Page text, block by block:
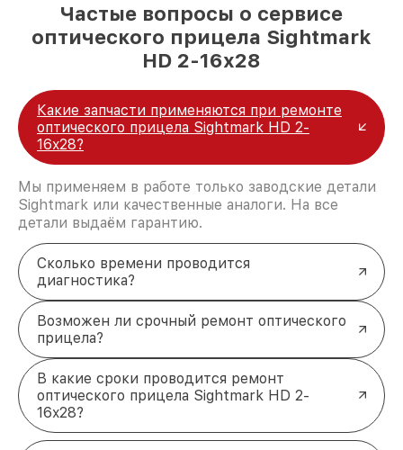
Частые вопросы о сервисе
оптического прицела Sightmark
HD 2-16x28
Какие запчасти применяются при ремонте
оптического прицела Sightmark HD 2-
16x28?
Мы применяем в работе только заводские детали
Sightmark или качественные аналоги. На все
детали выдаём гарантию.
Сколько времени проводится
диагностика?
Возможен ли срочный ремонт оптического
прицела?
В какие сроки проводится ремонт
оптического прицела Sightmark HD 2-
16x28?